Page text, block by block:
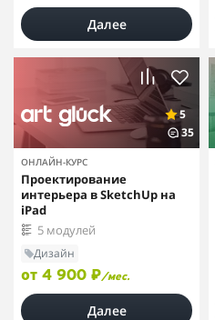
Далее
5
35
ОНЛАЙН-КУРС
Проектирование
интерьера в SketchUp на
iPad
5 модулей
Дизайн
от 4 900 ₽/мес.
Далее